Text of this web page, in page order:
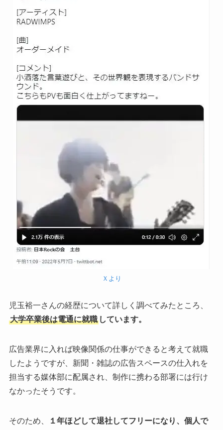
Ｘより
児玉裕一さんの経歴について詳しく調べてみたところ、
大学卒業後は電通に就職しています。
広告業界に入れば映像関係の仕事ができると考えて就職
したようですが、新聞・雑誌の広告スペースの仕入れを
担当する媒体部に配属され、制作に携わる部署には行け
なかったそうです。
そのため、
１年ほどして退社してフリーになり、個人で